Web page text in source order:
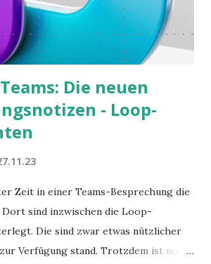
Die neuen
- Loop-
Zeit in einer Teams-Besprechung die
sind inzwischen die Loop-
Die sind zwar etwas nützlicher
Verfügung stand. Trotzdem ist noch